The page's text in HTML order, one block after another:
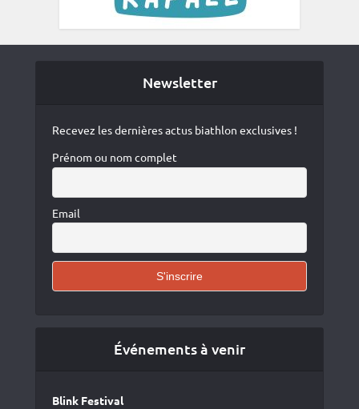
Newsletter
Recevez les dernières actus biathlon exclusives !
Prénom ou nom complet
Email
Événements à venir
Blink Festival